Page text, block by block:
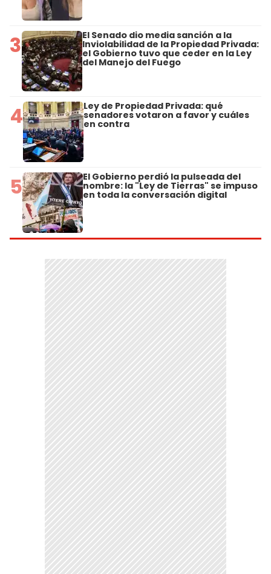
3 El Senado dio media sanción a la
Inviolabilidad de la Propiedad Privada:
el Gobierno tuvo que ceder en la Ley
del Manejo del Fuego
4 Ley de Propiedad Privada: qué
senadores votaron a favor y cuáles
en contra
5 El Gobierno perdió la pulseada del
nombre: la "Ley de Tierras" se impuso
en toda la conversación digital